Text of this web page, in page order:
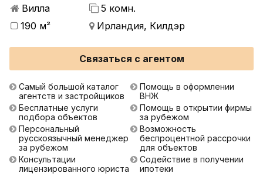
Вилла
5 комн.
190 м²
Ирландия, Килдэр
Связаться с агентом
Самый большой каталог
агентств и застройщиков
Бесплатные услуги
подбора объектов
Персональный
русскоязычный менеджер
за рубежом
Консультации
лицензированного юриста
Помощь в оформлении
ВНЖ
Помощь в открытии фирмы
за рубежом
Возможность
беспроцентной рассрочки
для объектов
Содействие в получении
ипотеки